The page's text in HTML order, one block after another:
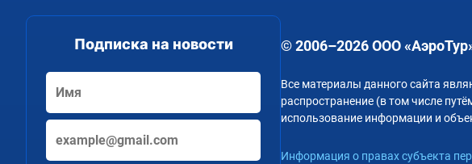
Подписка на новости © 2006–2026 ООО
Все материалы данного сайта
распространение (в том числе
использование информации и
Информация о правах субъекта